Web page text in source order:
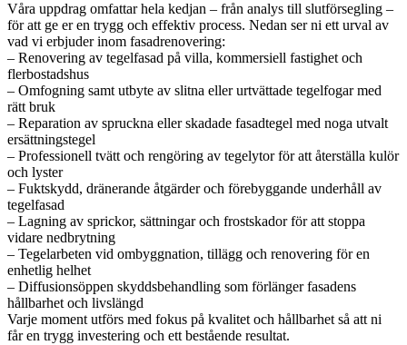
Våra uppdrag omfattar hela kedjan – från analys till slutförsegling –
för att ge er en trygg och effektiv process. Nedan ser ni ett urval av
vad vi erbjuder inom fasadrenovering:
– Renovering av tegelfasad på villa, kommersiell fastighet och
flerbostadshus
– Omfogning samt utbyte av slitna eller urtvättade tegelfogar med
rätt bruk
– Reparation av spruckna eller skadade fasadtegel med noga utvalt
ersättningstegel
– Professionell tvätt och rengöring av tegelytor för att återställa kulör
och lyster
– Fuktskydd, dränerande åtgärder och förebyggande underhåll av
tegelfasad
– Lagning av sprickor, sättningar och frostskador för att stoppa
vidare nedbrytning
– Tegelarbeten vid ombyggnation, tillägg och renovering för en
enhetlig helhet
– Diffusionsöppen skyddsbehandling som förlänger fasadens
hållbarhet och livslängd
Varje moment utförs med fokus på kvalitet och hållbarhet så att ni
får en trygg investering och ett bestående resultat.